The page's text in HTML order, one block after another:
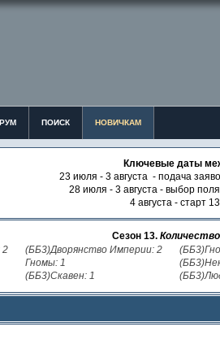
ПОИСК НОВИЧКАМ
Ключевые даты
23 июля - 3 августа - подача
28 июля - 3 августа - выбор
4 августа - старт
Сезон 13.
2
(ББ3)Дворянство Империи: 2
Гномы: 1
(ББ3)Скавен: 1